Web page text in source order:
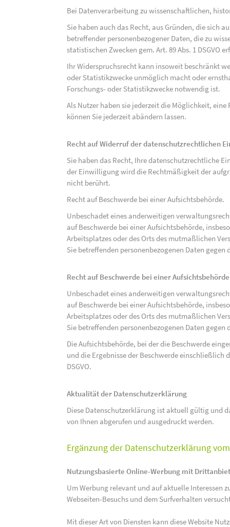
Bei Datenverarbeitung zu wissenschaftlichen,
Sie haben auch das Recht, aus Gründen, die sich
betreffender personenbezogener Daten, die zu
statistischen Zwecken gem. Art. 89 Abs. 1 DSGVO
Ihr Widerspruchsrecht kann insoweit beschränkt
oder Statistikzwecke unmöglich macht oder
Forschungs- oder Statistikzwecke notwendig ist.
Als Nutzer haben sie jederzeit die Möglichkeit,
können Sie jederzeit abändern lassen.
Recht auf Widerruf der datenschutzrechtlichen
Sie haben das Recht, Ihre datenschutzrechtliche
der Einwilligung wird die Rechtmäßigkeit der
nicht berührt.
Recht auf Beschwerde bei einer Aufsichtsbehörde.
Unbeschadet eines anderweitigen
auf Beschwerde bei einer Aufsichtsbehörde,
Arbeitsplatzes oder des Orts des mutmaßlichen
Sie betreffenden personenbezogenen Daten gegen
Recht auf Beschwerde bei einer Aufsichtsbehörde
Unbeschadet eines anderweitigen
auf Beschwerde bei einer Aufsichtsbehörde,
Arbeitsplatzes oder des Orts des mutmaßlichen
Sie betreffenden personenbezogenen Daten gegen
Die Aufsichtsbehörde, bei der die Beschwerde
und die Ergebnisse der Beschwerde
DSGVO.
Aktualität der Datenschutzerklärung
Diese Datenschutzerklärung ist aktuell gültig und
von Ihnen abgerufen und ausgedruckt werden.
Ergänzung der Datenschutzerklärung
Nutzungsbasierte Online-Werbung mit
Um Werbung relevant und auf aktuelle Interessen
Webseiten-Besuchs und dem Surfverhalten
Mit dieser Art von Diensten kann diese Website